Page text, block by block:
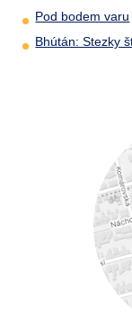
Pod bodem varu
Bhútán: Stezky